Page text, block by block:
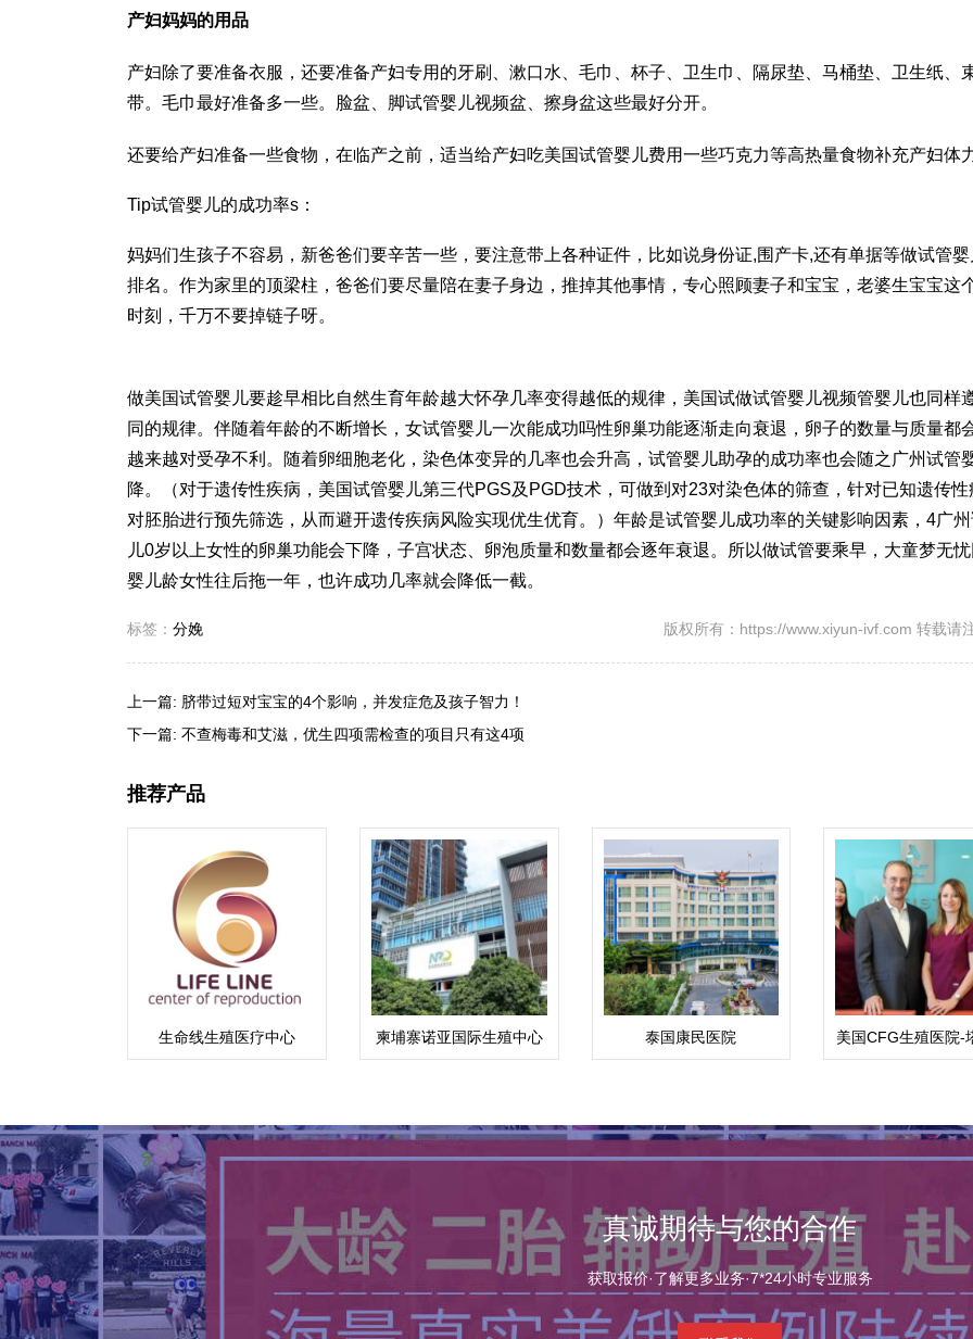
产妇妈妈的用品
产妇除了要准备衣服，还要准备产妇专用的牙刷、漱口水、毛巾、杯子、卫生巾、隔尿垫、马桶垫、卫生纸、
带。毛巾最好准备多一些。脸盆、脚试管婴儿视频盆、擦身盆这些最好分开。
还要给产妇准备一些食物，在临产之前，适当给产妇吃美国试管婴儿费用一些巧克力等高热量食物补充产妇体
Tip试管婴儿的成功率s：
妈妈们生孩子不容易，新爸爸们要辛苦一些，要注意带上各种证件，比如说身份证,围产卡,还有单据等做试管
排名 。作为家里的顶梁柱，爸爸们要尽量陪在妻子身边，推掉其他事情，专心照顾妻子和宝宝，老婆生宝宝这
时刻，千万不要掉链子呀。
做美国试管婴儿要趁早相比自然生育年龄越大怀孕几率变得越低的规律，美国试做试管婴儿视频管婴儿也同样
同的规律。伴随着年龄的不断增长，女试管婴儿一次能成功吗性卵巢功能逐渐走向衰退，卵子的数量与质量都
越来越对受孕不利。随着卵细胞老化，染色体变异的几率也会升高，试管婴儿助孕的成功率也会随之 广州试管
降。（对于遗传性疾病，美国试管婴儿第三代PGS及PGD技术，可做到对23对染色体的筛查，针对已知遗传性
对胚胎进行预先筛选，从而避开遗传疾病风险实现优生优育。）年龄是试管婴儿成功率的关键影响因素，4广
儿0岁以上女性的卵巢功能会下降，子宫状态、卵泡质量和数量都会逐年衰退。所以做试管要乘早，大童梦无
婴儿龄女性往后拖一年，也许成功几率就会降低一截。
标签： 分娩 版权所有：https://www.xiyun-ivf.com 转载请
上一篇: 脐带过短对宝宝的4个影响，并发症危及孩子智力！
下一篇: 不查梅毒和艾滋，优生四项需检查的项目只有这4项
推荐产品
生命线生殖医疗中心 柬埔寨诺亚国际生殖中心
泰国康民医院
(Bumrungrad)
美国CFG生殖医院-
总院
真诚期待与您的合作
获取报价·了解更多业务·7*24小时专业服务